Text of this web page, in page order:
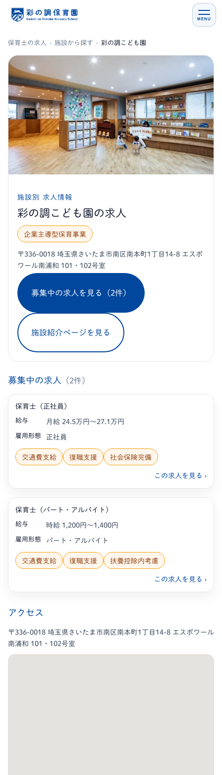
MENU
保育士の求人 › 施設から探す › 彩の調こども園
施設別 求人情報
彩の調こども園の求人
企業主導型保育事業
〒336-0018 埼玉県さいたま市南区南本町1丁目14-8 エスポ
ワール南浦和 101・102号室
募集中の求人を見る（2件）
施設紹介ページを見る
募集中の求人 （2件）
保育士（正社員）
給与 月給 24.5万円〜27.1万円
雇用形態 正社員
交通費支給 復職支援 社会保険完備
この求人を見る ›
保育士（パート・アルバイト）
給与 時給 1,200円〜1,400円
雇用形態 パート・アルバイト
交通費支給 復職支援 扶養控除内考慮
この求人を見る ›
アクセス
〒336-0018 埼玉県さいたま市南区南本町1丁目14-8 エスポワール
南浦和 101・102号室